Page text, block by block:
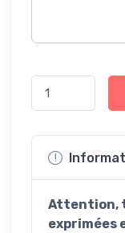
Attention,
exprimées